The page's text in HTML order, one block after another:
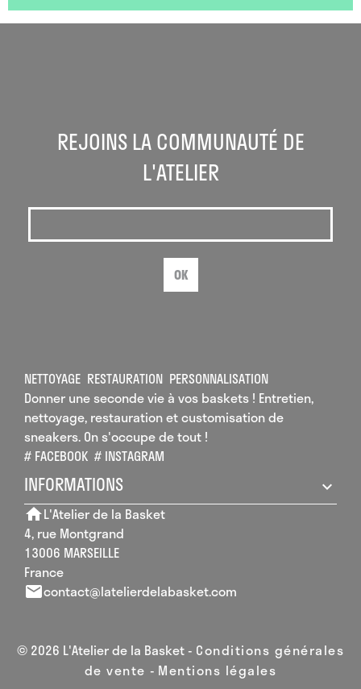
REJOINS LA COMMUNAUTÉ DE
L'ATELIER
OK
NETTOYAGE RESTAURATION PERSONNALISATION
Donner une seconde vie à vos baskets ! Entretien,
nettoyage, restauration et customisation de
sneakers. On s'occupe de tout !
# FACEBOOK # INSTAGRAM
INFORMATIONS
homeL'Atelier de la Basket
4, rue Montgrand
13006 MARSEILLE
France
emailcontact@latelierdelabasket.com
© 2026 L'Atelier de la Basket - Conditions générales
de vente - Mentions légales